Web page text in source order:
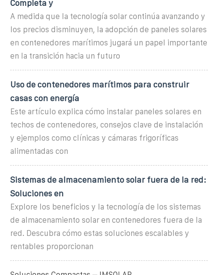
Completa y
A medida que la tecnología solar continúa avanzando y
los precios disminuyen, la adopción de paneles solares
en contenedores marítimos jugará un papel importante
en la transición hacia un futuro
Uso de contenedores marítimos para construir
casas con energía
Este artículo explica cómo instalar paneles solares en
techos de contenedores, consejos clave de instalación
y ejemplos como clínicas y cámaras frigoríficas
alimentadas con
Sistemas de almacenamiento solar fuera de la red:
Soluciones en
Explore los beneficios y la tecnología de los sistemas
de almacenamiento solar en contenedores fuera de la
red. Descubra cómo estas soluciones escalables y
rentables proporcionan